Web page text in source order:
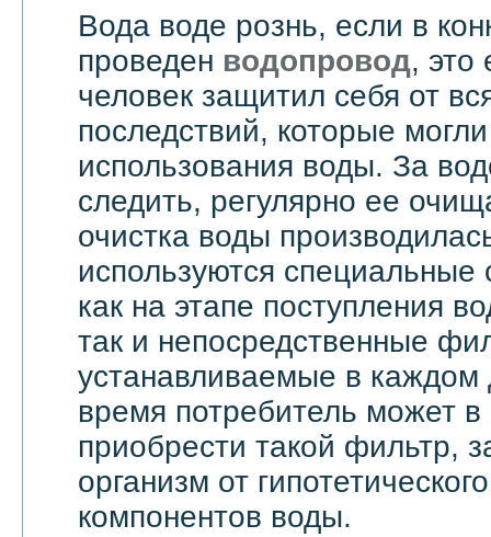
Вода воде рознь, если в
проведен водопровод, это
человек защитил себя от
последствий, которые
использования воды. За
следить, регулярно ее
очистка воды
используются
как на этапе поступления
так и непосредственные
устанавливаемые в
время потребитель может
приобрести такой фильтр,
организм от
компонентов воды.